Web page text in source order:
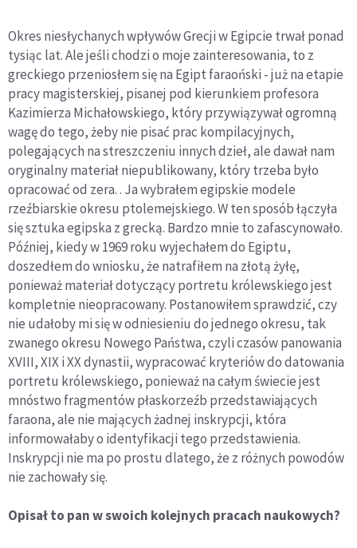
Okres niesłychanych wpływów Grecji w Egipcie trwał ponad
tysiąc lat. Ale jeśli chodzi o moje zainteresowania, to z
greckiego przeniosłem się na Egipt faraoński - już na etapie
pracy magisterskiej, pisanej pod kierunkiem profesora
Kazimierza Michałowskiego, który przywiązywał ogromną
wagę do tego, żeby nie pisać prac kompilacyjnych,
polegających na streszczeniu innych dzieł, ale dawał nam
oryginalny materiał niepublikowany, który trzeba było
opracować od zera. . Ja wybrałem egipskie modele
rzeźbiarskie okresu ptolemejskiego. W ten sposób łączyła
się sztuka egipska z grecką. Bardzo mnie to zafascynowało.
Później, kiedy w 1969 roku wyjechałem do Egiptu,
doszedłem do wniosku, że natrafiłem na złotą żyłę,
ponieważ materiał dotyczący portretu królewskiego jest
kompletnie nieopracowany. Postanowiłem sprawdzić, czy
nie udałoby mi się w odniesieniu do jednego okresu, tak
zwanego okresu Nowego Państwa, czyli czasów panowania
XVIII, XIX i XX dynastii, wypracować kryteriów do datowania
portretu królewskiego, ponieważ na całym świecie jest
mnóstwo fragmentów płaskorzeźb przedstawiających
faraona, ale nie mających żadnej inskrypcji, która
informowałaby o identyfikacji tego przedstawienia.
Inskrypcji nie ma po prostu dlatego, że z różnych powodów
nie zachowały się.
Opisał to pan w swoich kolejnych pracach naukowych?